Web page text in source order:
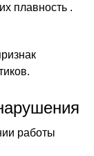
плавность .
работы